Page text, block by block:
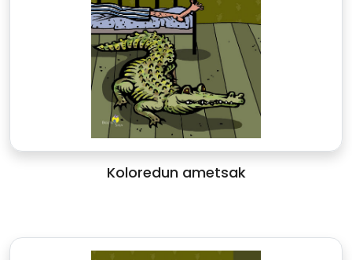
Koloredun ametsak